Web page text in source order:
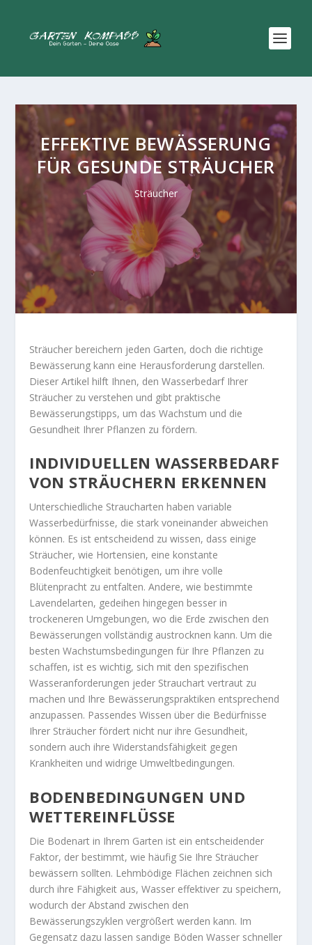
EFFEKTIVE BEWÄSSERUNG
FÜR GESUNDE STRÄUCHER
Sträucher
Sträucher bereichern jeden Garten, doch die richtige
Bewässerung kann eine Herausforderung darstellen.
Dieser Artikel hilft Ihnen, den Wasserbedarf Ihrer
Sträucher zu verstehen und gibt praktische
Bewässerungstipps, um das Wachstum und die
Gesundheit Ihrer Pflanzen zu fördern.
INDIVIDUELLEN WASSERBEDARF
VON STRÄUCHERN ERKENNEN
Unterschiedliche Straucharten haben variable
Wasserbedürfnisse, die stark voneinander abweichen
können. Es ist entscheidend zu wissen, dass einige
Sträucher, wie Hortensien, eine konstante
Bodenfeuchtigkeit benötigen, um ihre volle
Blütenpracht zu entfalten. Andere, wie bestimmte
Lavendelarten, gedeihen hingegen besser in
trockeneren Umgebungen, wo die Erde zwischen den
Bewässerungen vollständig austrocknen kann. Um die
besten Wachstumsbedingungen für Ihre Pflanzen zu
schaffen, ist es wichtig, sich mit den spezifischen
Wasseranforderungen jeder Strauchart vertraut zu
machen und Ihre Bewässerungspraktiken entsprechend
anzupassen. Passendes Wissen über die Bedürfnisse
Ihrer Sträucher fördert nicht nur ihre Gesundheit,
sondern auch ihre Widerstandsfähigkeit gegen
Krankheiten und widrige Umweltbedingungen.
BODENBEDINGUNGEN UND
WETTEREINFLÜSSE
Die Bodenart in Ihrem Garten ist ein entscheidender
Faktor, der bestimmt, wie häufig Sie Ihre Sträucher
bewässern sollten. Lehmbödige Flächen zeichnen sich
durch ihre Fähigkeit aus, Wasser effektiver zu speichern,
wodurch der Abstand zwischen den
Bewässerungszyklen vergrößert werden kann. Im
Gegensatz dazu lassen sandige Böden Wasser schneller